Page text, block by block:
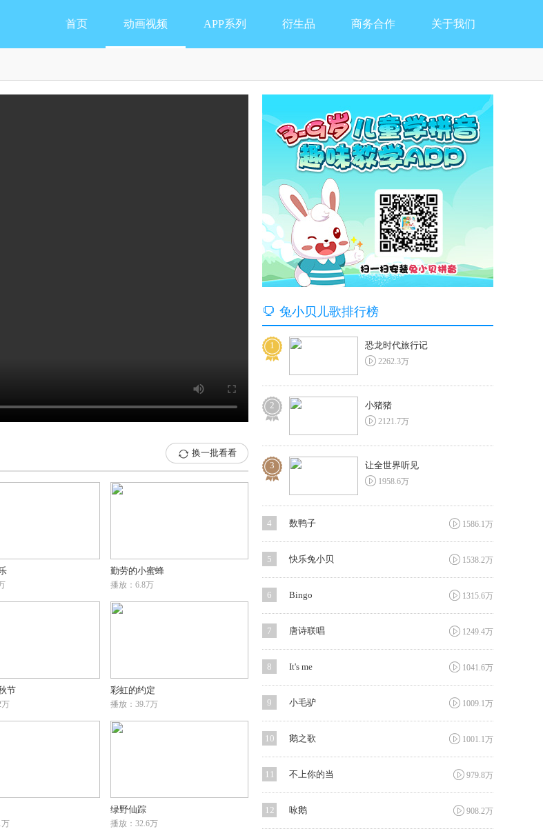
首页 动画视频 APP系列 衍生品 商务合作 关于我们
 换一批看看
勤劳的小蜜蜂
播放：6.8万
节
万
彩虹的约定
播放：39.7万
万
绿野仙踪
播放：32.6万
 兔小贝儿歌排行榜
1 恐龙时代旅行记
 2262.3万
2 小猪猪
 2121.7万
3 让全世界听见
 1958.6万
4 数鸭子  1586.1万
5 快乐兔小贝  1538.2万
6 Bingo  1315.6万
7 唐诗联唱  1249.4万
8 It's me  1041.6万
9 小毛驴  1009.1万
10 鹅之歌  1001.1万
11 不上你的当  979.8万
12 咏鹅  908.2万